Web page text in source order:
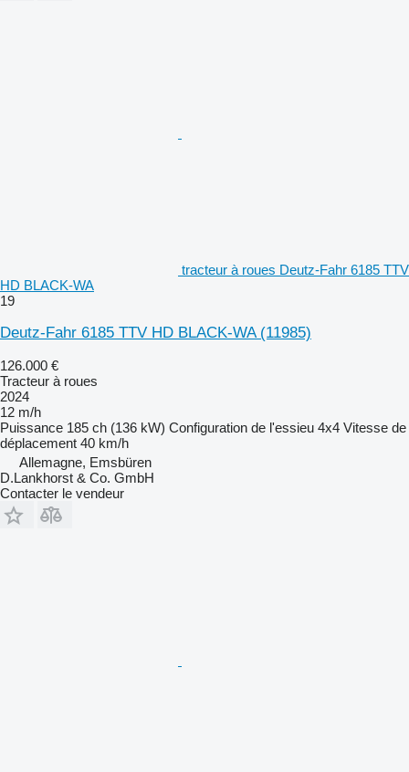
tracteur à roues Deutz-Fahr 6185 TTV
HD BLACK-WA
19
Deutz-Fahr 6185 TTV HD BLACK-WA (11985)
126.000 €
Tracteur à roues
2024
12 m/h
Puissance 185 ch (136 kW) Configuration de l'essieu 4x4 Vitesse de
déplacement 40 km/h
Allemagne, Emsbüren
D.Lankhorst & Co. GmbH
Contacter le vendeur